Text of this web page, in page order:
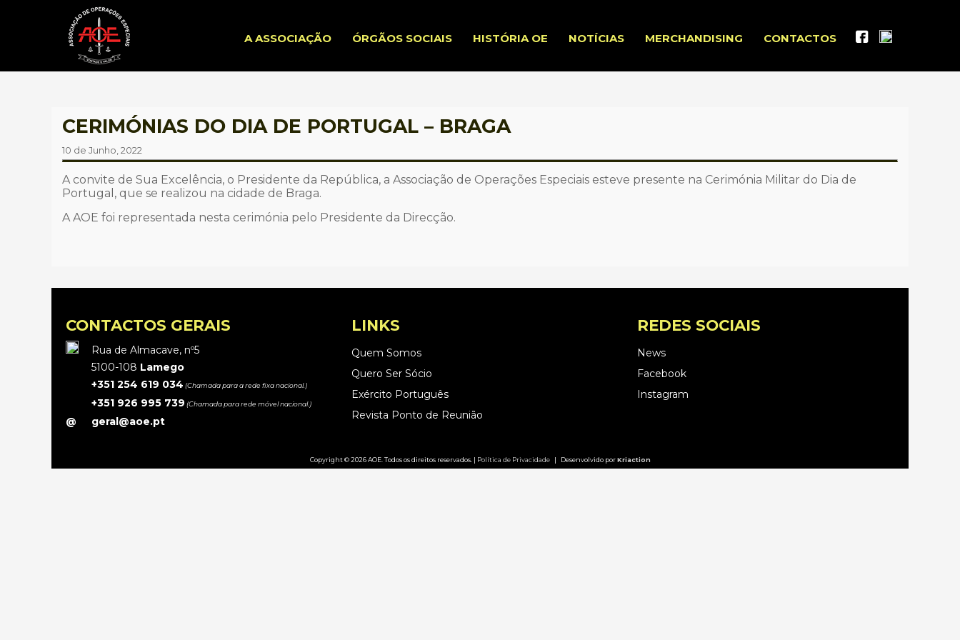
A ASSOCIAÇÃO ÓRGÃOS SOCIAIS HISTÓRIA OE NOTÍCIAS MERCHANDISING CONTACTOS
CERIMÓNIAS DO DIA DE PORTUGAL – BRAGA
10 de Junho, 2022
A convite de Sua Excelência, o Presidente da República, a Associação de Operações Especiais esteve presente na Cerimónia Militar do Dia de
Portugal, que se realizou na cidade de Braga.
A AOE foi representada nesta cerimónia pelo Presidente da Direcção.
CONTACTOS GERAIS
Rua de Almacave, nº5
5100-108 Lamego
+351 254 619 034 (Chamada para a rede fixa nacional.)
+351 926 995 739 (Chamada para rede móvel nacional.)
@ geral@aoe.pt
LINKS
Quem Somos
Quero Ser Sócio
Exército Português
Revista Ponto de Reunião
REDES SOCIAIS
News
Facebook
Instagram
Copyright © 2026 AOE. Todos os direitos reservados. | Política de Privacidade| Desenvolvido porKriaction